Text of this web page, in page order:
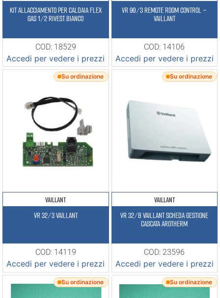
KIT ALLACCIAMENTO PER CALDAIA FLEX
GAS 1/2 RIVEST.BIANCO
COD: 18529
Accedi per vedere i prezzi
VR 90/3 REMOTE ROOM CONTROL –
VAILLANT
COD: 14106
Accedi per vedere i prezzi
Su ordinazione
VAILLANT
VR 32/3 VAILLANT
COD: 14119
Accedi per vedere i prezzi
Su ordinazione
VAILLANT
VR 32/B VAILLANT SCHEDA GESTIONE
CASCATA AROTHERM
COD: 23596
Accedi per vedere i prezzi
Su ordinazione Su ordinazione